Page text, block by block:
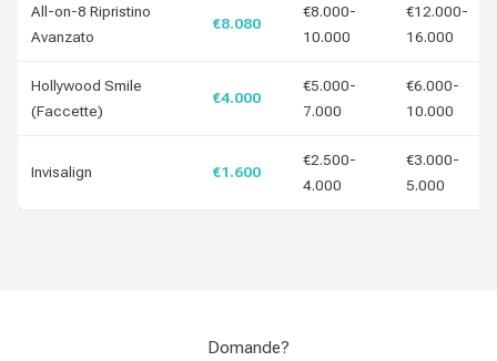
All-on-8 Ripristino
Avanzato
€8.080
€8.000-
10.000
€12.000-
16.000
Hollywood Smile
(Faccette)
€4.000
€5.000-
7.000
€6.000-
10.000
Invisalign €1.600
€2.500-
4.000
€3.000-
5.000
Domande?